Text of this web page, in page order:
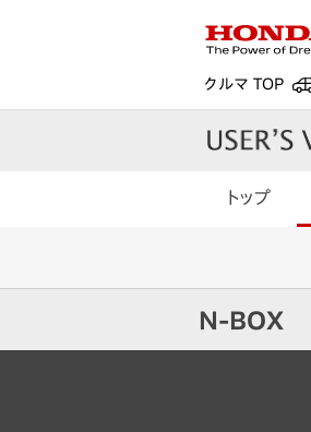
クルマ TOP
トップ
N-BOX